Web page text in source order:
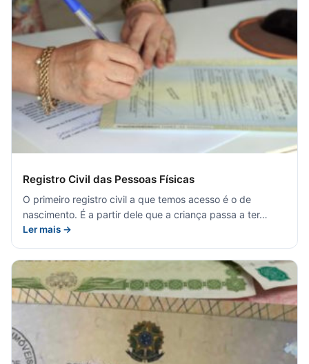
Registro Civil das Pessoas Físicas
O primeiro registro civil a que temos acesso é o de
nascimento. É a partir dele que a criança passa a ter…
Ler mais →